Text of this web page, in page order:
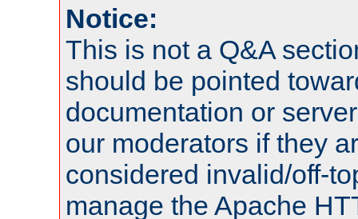
Notice:
This is not a Q&A
should be pointed
documentation or
our moderators if they
considered invalid/off-
manage the Apache